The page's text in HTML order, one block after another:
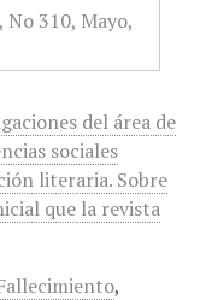
del área de
sociales
literaria. Sobre
que la revista
,